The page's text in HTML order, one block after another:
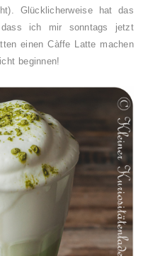
Glücklicherweise hat das
ich mir sonntags jetzt
einen Càffe Latte machen
beginnen!